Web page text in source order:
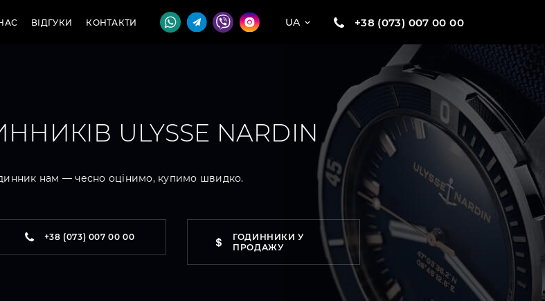
ВІДГУКИ КОНТАКТИ UA +38 (073) 007 00 00
ULYSSE NARDIN
нам — чесно оцінимо, купимо швидко.
+38 (073) 007 00 00
ГОДИННИКИ У
ПРОДАЖУ